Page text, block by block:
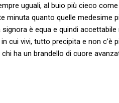
uguali, al buio più cieco
minuta quanto quelle medesime
è equa e quindi
cui vivi, tutto precipita e non c’è
ha un brandello di cuore